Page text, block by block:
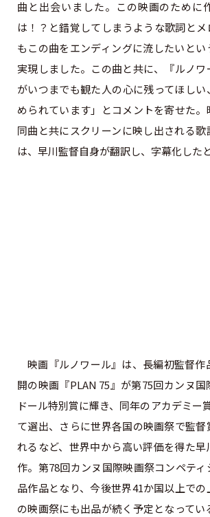
曲と出会いました。この映画のために
は！？と錯覚してしまうような歌詞と
もこの曲をエンディングに流したいと
実現しました。この曲と共に、『ルノ
がいつまでも観た人の心に残ってほし
められています」とコメントを寄せた
同曲と共にスクリーンに映し出される
は、早川監督自身が翻訳し、字幕化したと
映画『ルノワール』は、長編初監督作
開の映画『PLAN 75』が第75回カンヌ
ドール特別賞に輝き、同年のアカデミー
て選出、さらに世界各国の映画祭で監督
れるなど、世界中から高い評価を得た
作。第78回カンヌ国際映画祭コンペテ
品作品となり、今後世界41か国以上で
の映画祭にも出品が続く予定となってい